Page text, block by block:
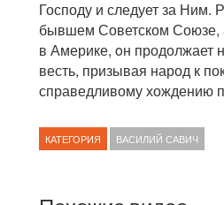
Господу и следует за Ним.
бывшем Советском Союзе,
в Америке, oн продолжает
весть, призывая народ к
справедливому хождению
КАТЕГОРИЯ ВАСИЛИЙ САВИЧ